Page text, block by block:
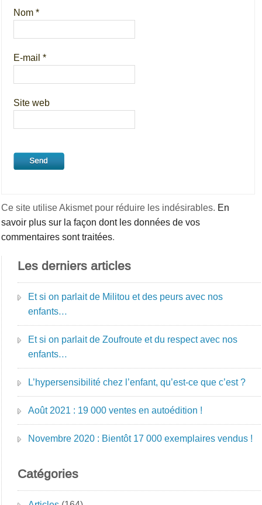
Nom*
E-mail*
Site web
Ce site utilise Akismet pour réduire les indésirables. En
savoir plus sur la façon dont les données de vos
commentaires sont traitées.
Les derniers articles
Et si on parlait de Militou et des peurs avec nos
enfants…
Et si on parlait de Zoufroute et du respect avec nos
enfants…
L’hypersensibilité chez l’enfant, qu’est-ce que c’est ?
Août 2021 : 19 000 ventes en autoédition !
Novembre 2020 : Bientôt 17 000 exemplaires vendus !
Catégories